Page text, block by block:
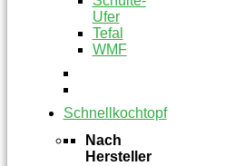
Ufer
Tefal
WMF
Schnellkochtopf
Nach
Hersteller